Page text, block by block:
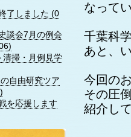
なって
千葉科
あと、
今回の
その圧
紹介し
了しました (0
談会7月の例会
清掃・月例見学
自由研究ツア
を応援します